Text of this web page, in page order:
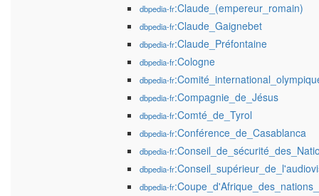
dbpedia-fr:Claude_(empereur_romain)
dbpedia-fr:Claude_Gaignebet
dbpedia-fr:Claude_Préfontaine
dbpedia-fr:Cologne
dbpedia-fr
dbpedia-fr:Compagnie_de_Jésus
dbpedia-fr:Comté_de_Tyrol
dbpedia-fr:Conférence_de_Casablanca
dbpedia-fr
dbpedia-fr
dbpedia-fr